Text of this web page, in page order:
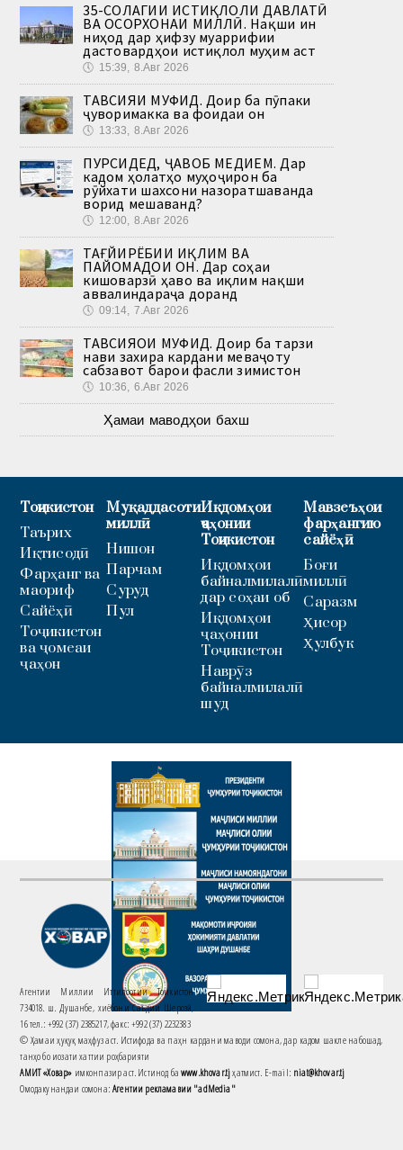
35-СОЛАГИИ ИСТИҚЛОЛИ ДАВЛАТӢ
ВА ОСОРХОНАИ МИЛЛӢ. Нақши ин
ниҳод дар ҳифзу муаррифии
дастовардҳои истиқлол муҳим аст
🕔 15:39, 8.Авг 2026
ТАВСИЯИ МУФИД. Доир ба пӯпаки
ҷуворимакка ва фоидаи он
🕔 13:33, 8.Авг 2026
ПУРСИДЕД, ҶАВОБ МЕДИҲЕМ. Дар
кадом ҳолатҳо муҳоҷирон ба
рӯйхати шахсони назоратшаванда
ворид мешаванд?
🕔 12:00, 8.Авг 2026
ТАҒЙИРЁБИИ ИҚЛИМ ВА
ПАЙОМАДҲОИ ОН. Дар соҳаи
кишоварзӣ ҳаво ва иқлим нақши
аввалиндараҷа доранд
🕔 09:14, 7.Авг 2026
ТАВСИЯҲОИ МУФИД. Доир ба тарзи
нави захира кардани меваҷоту
сабзавот барои фасли зимистон
🕔 10:36, 6.Авг 2026
Ҳамаи маводҳои бахш
Тоҷикистон
Таърих
Иқтисодӣ
Фарҳанг ва
маориф
Сайёҳӣ
Тоҷикистон
ва ҷомеаи
ҷаҳон
Муқаддасоти
миллӣ
Нишон
Парчам
Суруд
Пул
Иқдомҳои
ҷаҳонии
Тоҷикистон
Иқдомҳои
байналмилалӣ
дар соҳаи об
Иқдомҳои
ҷаҳонии
Тоҷикистон
Наврӯз
байналмилалӣ
шуд
Мавзеъҳои
фарҳангию
сайёҳӣ
Боғи
миллӣ
Саразм
Ҳисор
Ҳулбук
Агентии Миллии Иттилоотии Тоҷикистон
734018. ш. Душанбе, хиёбони Саъдии Шерозӣ,
16 тел.: +992 (37) 2385217, факс: +992 (37) 2232383
© Ҳамаи ҳуқуқ маҳфуз аст. Истифода ва паҳн кардани маводи сомона, дар кадом шакле набошад,
танҳо бо иҷозати хаттии роҳбарияти
АМИТ «Ховар» имконпазир аст. Истинод баwww.khovar.tjҳатмист. E-mail: niat@khovar.tj
Омодакунандаи сомона:Агентии рекламавии "adMedia"